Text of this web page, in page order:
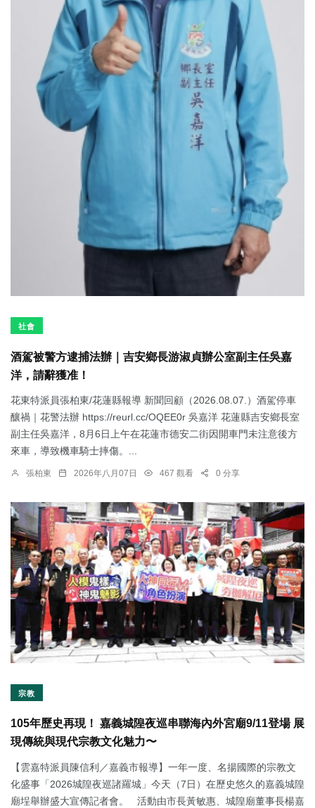
社會
酒駕被警方逮捕法辦｜吉安鄉長游淑貞辦公室副主任吳嘉
洋，請辭獲准！
花東特派員張柏東/花蓮縣報導 新聞回顧（2026.08.07.）酒駕停車
釀禍｜花警法辦 https://reurl.cc/OQEE0r 吳嘉洋 花蓮縣吉安鄉長室
副主任吳嘉洋，8月6日上午在花蓮市德安二街因開車門未注意後方
來車，導致機車騎士摔傷。...
張柏東 2026年八月07日 467 觀看 0 分享
宗教
105年歷史再現！ 嘉義城隍夜巡串聯海內外宮廟9/11登場 展
現傳統與現代宗教文化魅力〜
【雲嘉特派員陳信利／嘉義市報導】一年一度、名揚國際的宗教文
化盛事「2026城隍夜巡諸羅城」今天（7日）在歷史悠久的嘉義城隍
廟埕舉辦盛大宣傳記者會。 活動由市長黃敏惠、城隍廟董事長楊嘉